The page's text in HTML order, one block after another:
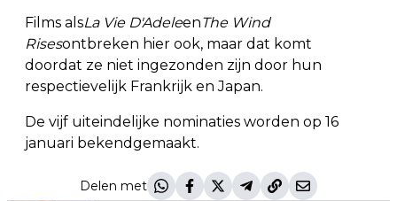
Films alsLa Vie D'AdeleenThe Wind
Risesontbreken hier ook, maar dat komt
doordat ze niet ingezonden zijn door hun
respectievelijk Frankrijk en Japan.
De vijf uiteindelijke nominaties worden op 16
januari bekendgemaakt.
Delen met